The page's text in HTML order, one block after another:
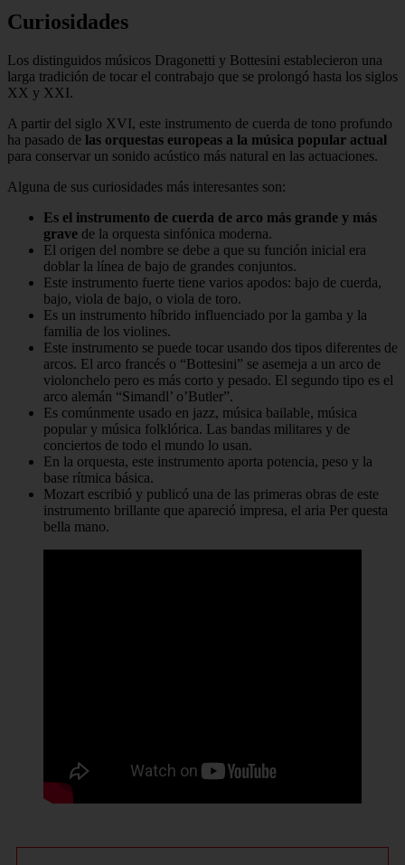
Curiosidades
Los distinguidos músicos Dragonetti y Bottesini establecieron una
larga tradición de tocar el contrabajo que se prolongó hasta los siglos
XX y XXI.
A partir del siglo XVI, este instrumento de cuerda de tono profundo
ha pasado de las orquestas europeas a la música popular actual
para conservar un sonido acústico más natural en las actuaciones.
Alguna de sus curiosidades más interesantes son:
Es el instrumento de cuerda de arco más grande y más
grave de la orquesta sinfónica moderna.
El origen del nombre se debe a que su función inicial era
doblar la línea de bajo de grandes conjuntos.
Este instrumento fuerte tiene varios apodos: bajo de cuerda,
bajo, viola de bajo, o viola de toro.
Es un instrumento híbrido influenciado por la gamba y la
familia de los violines.
Este instrumento se puede tocar usando dos tipos diferentes de
arcos. El arco francés o “Bottesini” se asemeja a un arco de
violonchelo pero es más corto y pesado. El segundo tipo es el
arco alemán “Simandl’ o’Butler”.
Es comúnmente usado en jazz, música bailable, música
popular y música folklórica. Las bandas militares y de
conciertos de todo el mundo lo usan.
En la orquesta, este instrumento aporta potencia, peso y la
base rítmica básica.
Mozart escribió y publicó una de las primeras obras de este
instrumento brillante que apareció impresa, el aria Per questa
bella mano.